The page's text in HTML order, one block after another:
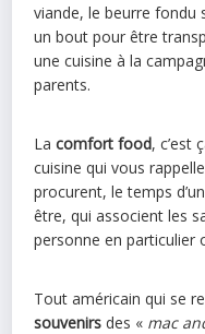
viande, le beurre fondu
un bout pour être
une cuisine à la
parents.
Lacomfort food, c’est
cuisine qui vous
procurent, le temps
être, qui associent les
personne en particulier
Tout américain qui se
souvenirs des « mac